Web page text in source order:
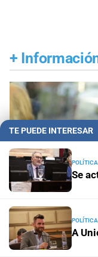
+
TE PUEDE INTERESAR
POLÍTICA
Se
POLÍTICA
A